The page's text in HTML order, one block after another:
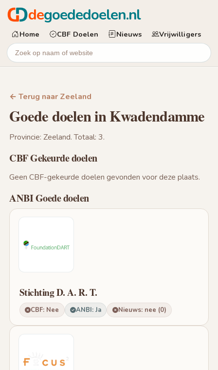
degoededoelen.nl
Home CBF Doelen Nieuws Vrijwilligers
← Terug naar Zeeland
Goede doelen in Kwadendamme
Provincie: Zeeland. Totaal: 3.
CBF Gekeurde doelen
Geen CBF-gekeurde doelen gevonden voor deze plaats.
ANBI Goede doelen
Stichting D. A. R. T.
CBF: Nee ANBI: Ja Nieuws: nee (0)